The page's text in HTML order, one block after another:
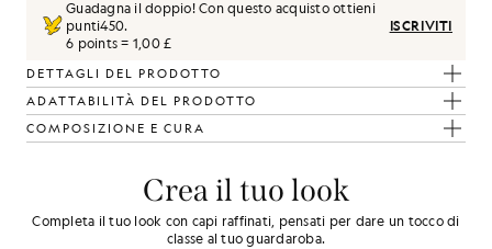
Guadagna il doppio! Con questo acquisto ottieni
punti450.
6 points = 1,00 £
ISCRIVITI
DETTAGLI DEL PRODOTTO
ADATTABILITÀ DEL PRODOTTO
COMPOSIZIONE E CURA
Crea il tuo look
Completa il tuo look con capi raffinati, pensati per dare un tocco di
classe al tuo guardaroba.